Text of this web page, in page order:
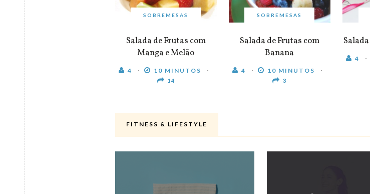
SOBREMESAS
Salada de Frutas com
Manga e Melão
4 10 MINUTOS
14
SOBREMESAS
Salada de Frutas com
Banana
4 10 MINUTOS
3
4
FITNESS & LIFESTYLE